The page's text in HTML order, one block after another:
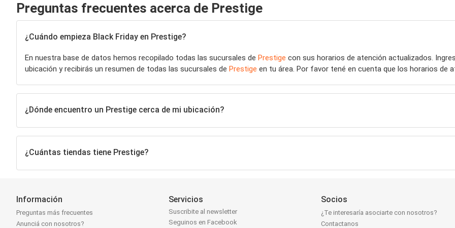
Preguntas frecuentes acerca de Prestige
¿Cuándo empieza Black Friday en Prestige?
En nuestra base de datos hemos recopilado todas las sucursales de Prestige con sus horarios de atención actualizados.
ubicación y recibirás un resumen de todas las sucursales de Prestige en tu área. Por favor tené en cuenta que los horarios de
¿Dónde encuentro un Prestige cerca de mi ubicación?
¿Cuántas tiendas tiene Prestige?
Información
Preguntas más frecuentes
Anunciá con nosotros?
Servicios
Suscribite al newsletter
Seguinos en Facebook
Socios
¿Te interesaría asociarte con nosotros?
Contactanos